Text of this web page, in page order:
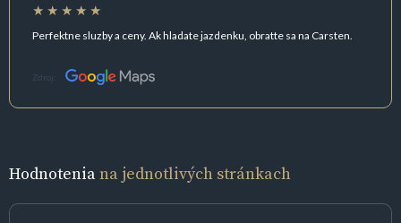
Perfektne sluzby a ceny. Ak hladate jazdenku, obratte sa na Carsten.
Zdroj:
Hodnoteniana jednotlivých stránkach